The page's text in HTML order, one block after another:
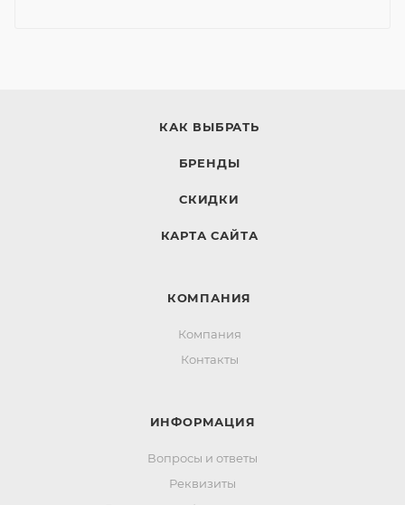
КАК ВЫБРАТЬ
БРЕНДЫ
СКИДКИ
КАРТА САЙТА
КОМПАНИЯ
Компания
Контакты
ИНФОРМАЦИЯ
Вопросы и ответы
Реквизиты